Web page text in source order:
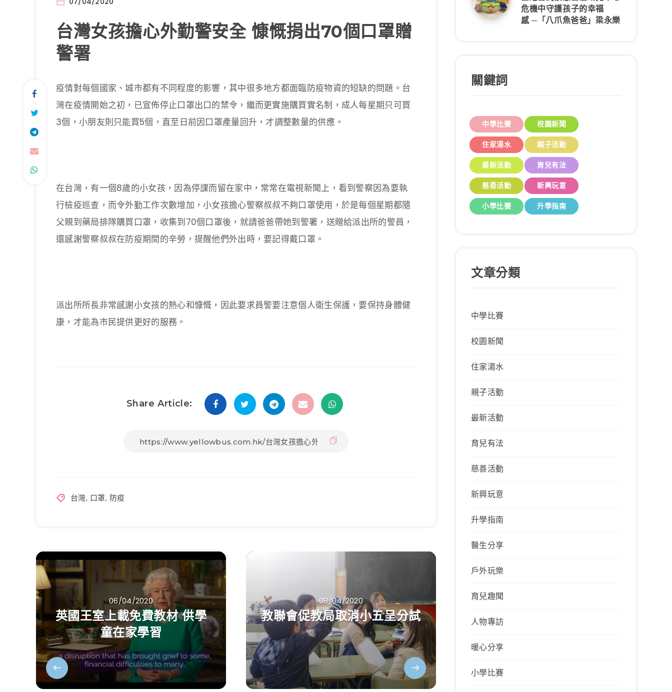
台灣女孩擔心外勤警安全 慷慨捐出70個口罩贈
警署
疫情對每個國家、城市都有不同程度的影響，其中很多地方都面臨防疫物資的短缺的問題。台
灣在疫情開始之初，已宣佈停止口罩出口的禁令，繼而更實施購買實名制，成人每星期只可買
3個，小朋友則只能買5個，直至日前因口罩產量回升，才調整數量的供應。
在台灣，有一個8歲的小女孩，因為停課而留在家中，常常在電視新聞上，看到警察因為要執
行檢疫巡查，而令外勤工作次數增加，小女孩擔心警察叔叔不夠口罩使用，於是每個星期都隨
父親到藥局排隊購買口罩，收集到70個口罩後，就請爸爸帶她到警署，送贈給派出所的警員，
還感謝警察叔叔在防疫期間的辛勞，提醒他們外出時，要記得戴口罩。
派出所所長非常感謝小女孩的熱心和慷慨，因此要求員警要注意個人衛生保護，要保持身體健
康，才能為市民提供更好的服務。
Share Article:
台灣, 口罩, 防疫
06/04/2020
英國王室上載免費教材 供學
童在家學習
08/04/2020
教聯會促教局取消小五呈分試
危機中守護孩子的幸福
感 ─「八爪魚爸爸」梁永樂
關鍵詞
中學比賽 校園新聞
住家湯水 親子活動
最新活動 育兒有法
慈善活動 新興玩意
小學比賽 升學指南
文章分類
中學比賽
校園新聞
住家湯水
親子活動
最新活動
育兒有法
慈善活動
新興玩意
升學指南
醫生分享
戶外玩樂
育兒趣聞
人物專訪
暖心分享
小學比賽